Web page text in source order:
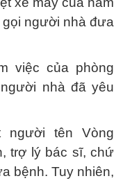
người nhà đưa
việc của phòng
nhà đã yêu
người tên Vòng
trợ lý bác sĩ, chứ
bệnh. Tuy nhiên,